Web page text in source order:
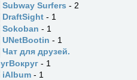
Subway Surfers - 2
DraftSight - 1
Sokoban - 1
UNetBootin - 1
Чат для друзей.
- 1
jAlbum - 1